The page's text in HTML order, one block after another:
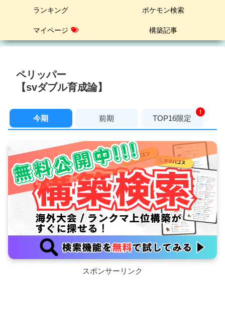
ランキング ポケモン検索
マイページ 構築記事
ペリッパー
【svダブル育成論】
今期 前期 TOP16限定
！
スポンサーリンク